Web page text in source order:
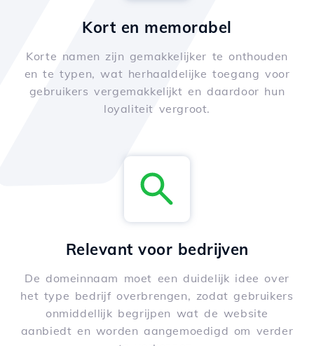
Kort en memorabel
Korte namen zijn gemakkelijker te onthouden
en te typen, wat herhaaldelijke toegang voor
gebruikers vergemakkelijkt en daardoor hun
loyaliteit vergroot.
Relevant voor bedrijven
De domeinnaam moet een duidelijk idee over
het type bedrijf overbrengen, zodat gebruikers
onmiddellijk begrijpen wat de website
aanbiedt en worden aangemoedigd om verder